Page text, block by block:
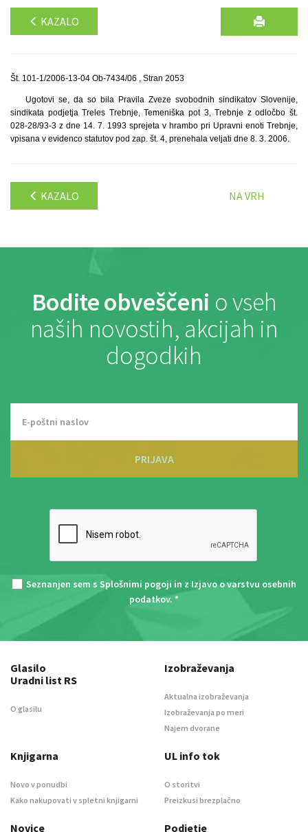
KAZALO
Št. 101-1/2006-13-04 Ob-7434/06 , Stran 2053
Ugotovi se, da so bila Pravila Zveze svobodnih sindikatov Slovenije,
sindikata podjetja Treles Trebnje, Temeniška pot 3, Trebnje z odločbo št.
028-28/93-3 z dne 14. 7. 1993 sprejeta v hrambo pri Upravni enoti Trebnje,
vpisana v evidenco statutov pod zap. št. 4, prenehala veljati dne 8. 3. 2006.
KAZALO NA VRH
Bodite obveščeni o vseh
naših novostih, akcijah in
dogodkih
PRIJAVA
Seznanjen sem s Splošnimi pogoji in z Izjavo o varstvu osebnih
podatkov. *
Glasilo
Uradni list RS
O glasilu
Izobraževanja
Aktualna izobraževanja
Izobraževanja po meri
Najem dvorane
Knjigarna
Novo v ponudbi
Kako nakupovati v spletni knjigarni
UL info tok
O storitvi
Preizkusi brezplačno
Novice Podjetje